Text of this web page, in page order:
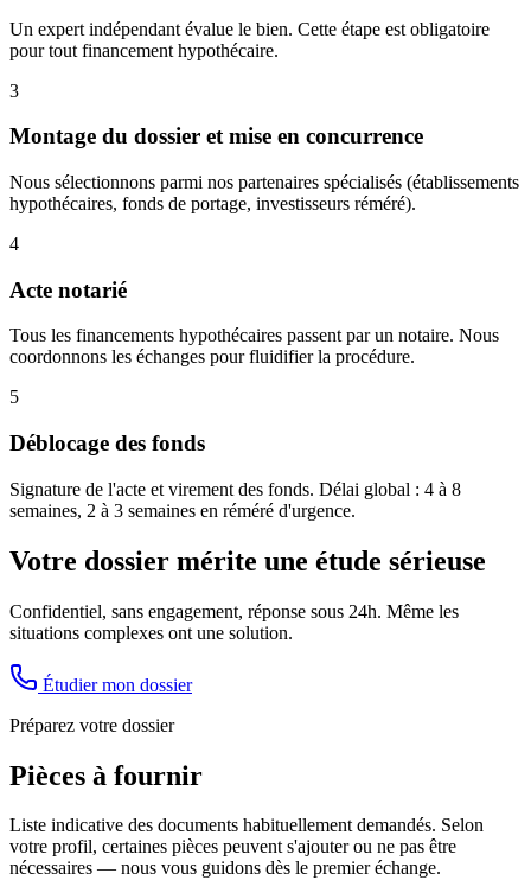
Un expert indépendant évalue le bien. Cette étape est obligatoire
pour tout financement hypothécaire.
3
Montage du dossier et mise en concurrence
Nous sélectionnons parmi nos partenaires spécialisés (établissements
hypothécaires, fonds de portage, investisseurs réméré).
4
Acte notarié
Tous les financements hypothécaires passent par un notaire. Nous
coordonnons les échanges pour fluidifier la procédure.
5
Déblocage des fonds
Signature de l'acte et virement des fonds. Délai global : 4 à 8
semaines, 2 à 3 semaines en réméré d'urgence.
Votre dossier mérite une étude sérieuse
Confidentiel, sans engagement, réponse sous 24h. Même les
situations complexes ont une solution.
Étudier mon dossier
Préparez votre dossier
Pièces à fournir
Liste indicative des documents habituellement demandés. Selon
votre profil, certaines pièces peuvent s'ajouter ou ne pas être
nécessaires — nous vous guidons dès le premier échange.